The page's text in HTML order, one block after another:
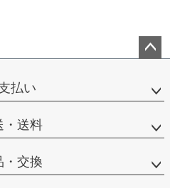
ップ
払い
・送料
・交換